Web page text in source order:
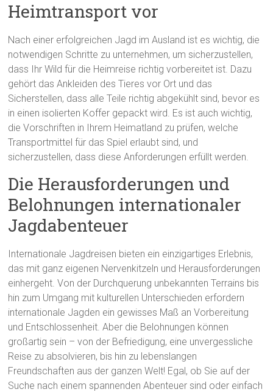
Heimtransport vor
Nach einer erfolgreichen Jagd im Ausland ist es wichtig, die
notwendigen Schritte zu unternehmen, um sicherzustellen,
dass Ihr Wild für die Heimreise richtig vorbereitet ist. Dazu
gehört das Ankleiden des Tieres vor Ort und das
Sicherstellen, dass alle Teile richtig abgekühlt sind, bevor es
in einen isolierten Koffer gepackt wird. Es ist auch wichtig,
die Vorschriften in Ihrem Heimatland zu prüfen, welche
Transportmittel für das Spiel erlaubt sind, und
sicherzustellen, dass diese Anforderungen erfüllt werden.
Die Herausforderungen und
Belohnungen internationaler
Jagdabenteuer
Internationale Jagdreisen bieten ein einzigartiges Erlebnis,
das mit ganz eigenen Nervenkitzeln und Herausforderungen
einhergeht. Von der Durchquerung unbekannten Terrains bis
hin zum Umgang mit kulturellen Unterschieden erfordern
internationale Jagden ein gewisses Maß an Vorbereitung
und Entschlossenheit. Aber die Belohnungen können
großartig sein – von der Befriedigung, eine unvergessliche
Reise zu absolvieren, bis hin zu lebenslangen
Freundschaften aus der ganzen Welt! Egal, ob Sie auf der
Suche nach einem spannenden Abenteuer sind oder einfach